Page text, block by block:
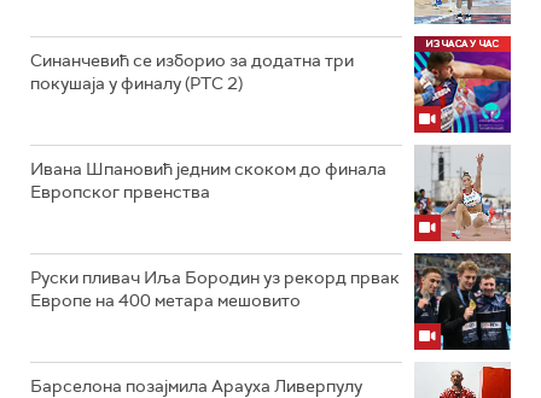
Синанчевић се изборио за додатна три
покушаја у финалу (РТС 2)
Ивана Шпановић једним скоком до финала
Европског првенства
Руски пливач Иља Бородин уз рекорд првак
Европе на 400 метара мешовито
Барселона позајмила Арауха Ливерпулу